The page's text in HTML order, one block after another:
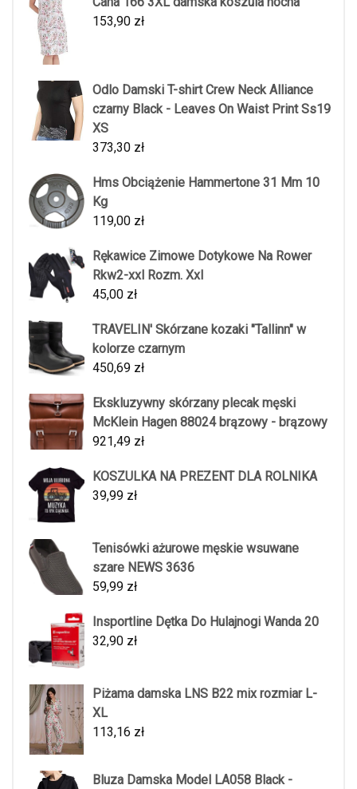
153,90 zł
Odlo Damski T-shirt Crew Neck Alliance
czarny Black - Leaves On Waist Print Ss19
XS
373,30 zł
Hms Obciążenie Hammertone 31 Mm 10
Kg
119,00 zł
Rękawice Zimowe Dotykowe Na Rower
Rkw2-xxl Rozm. Xxl
45,00 zł
TRAVELIN' Skórzane kozaki "Tallinn" w
kolorze czarnym
450,69 zł
Ekskluzywny skórzany plecak męski
McKlein Hagen 88024 brązowy - brązowy
921,49 zł
KOSZULKA NA PREZENT DLA ROLNIKA
39,99 zł
Tenisówki ażurowe męskie wsuwane
szare NEWS 3636
59,99 zł
Insportline Dętka Do Hulajnogi Wanda 20
32,90 zł
Piżama damska LNS B22 mix rozmiar L-
XL
113,16 zł
Bluza Damska Model LA058 Black -